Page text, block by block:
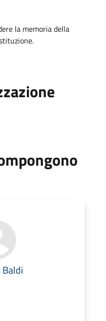
la memoria della